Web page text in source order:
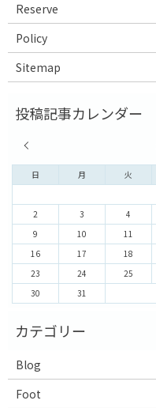
Reserve
Policy
Sitemap
日 月 火
2
3 4
9
10 11
16
17 18
23
24 25
30
31
Blog
Foot